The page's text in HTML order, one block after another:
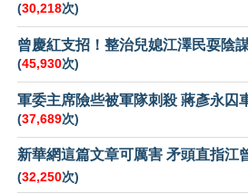
(30,218次)
曾慶紅支招！整治兒媳江澤民耍陰
(45,930次)
軍委主席險些被軍隊刺殺 蔣彥永囚
(37,689次)
新華網這篇文章可厲害 矛頭直指江
(32,250次)